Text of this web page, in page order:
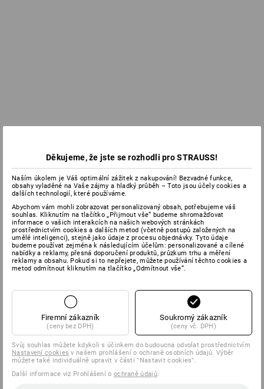
Děkujeme, že jste se rozhodli pro STRAUSS!
Naším úkolem je Váš optimální zážitek z nakupování! Bezvadné funkce,
obsahy vyladěné na Vaše zájmy a hladký průběh – Toto jsou účely cookies a
dalších technologií, které používáme.
Abychom vám mohli zobrazovat personalizovaný obsah, potřebujeme váš
souhlas. Kliknutím na tlačítko „Přijmout vše“ budeme shromažďovat
informace o vašich interakcích na našich webových stránkách
prostřednictvím cookies a dalších metod (včetně postupů založených na
umělé inteligenci), stejně jako údaje z procesu objednávky. Tyto údaje
budeme používat zejména k následujícím účelům: personalizované a cílené
nabídky a reklamy, přesná doporučení produktů, průzkum trhu a měření
reklamy a obsahu. Pokud si to nepřejete, můžete používání těchto cookies a
metod odmítnout kliknutím na tlačítko „Odmítnout vše“.
Firemní zákazník
(ceny bez DPH)
Soukromý zákazník
(ceny vč. DPH)
Svůj souhlas můžete kdykoli s účinkem do budoucna odvolat prostřednictvím
Nastavení cookies v našem prohlášení o ochraně osobních údajů. Výběr
můžete také individuálně upravit v části "Nastavit cookies".
Další informace viz Prohlášení o ochraně údajů.